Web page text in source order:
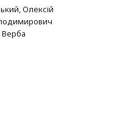
Олексій